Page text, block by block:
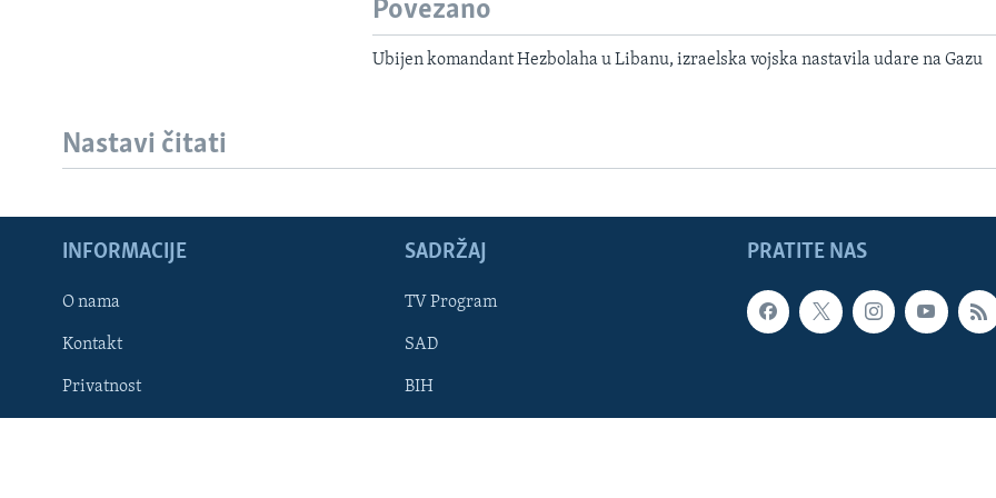
PRATITE NAS
Povezano
Ubijen komandant Hezbolaha u Libanu, izraelska vojska nastavila udare na Gazu
Nastavi čitati
PRATITE NAS
INFORMACIJE
O nama
Kontakt
Privatnost
SADRŽAJ
TV Program
SAD
BIH